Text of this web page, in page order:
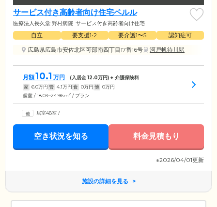
サービス付き高齢者向け住宅ペルル
医療法人長久堂 野村病院 サービス付き高齢者向け住宅
自立 要支援1•2 要介護1〜5
認知症可
広島県広島市安佐北区可部南四丁目17番16号
河戸帆待川駅
月額10.1 万円 (入居金12.0万円) + 介護保険料
家 6.0万円 管 4.1万円 食 0万円 他 0万円
個室 / 18.03~24.96m2 / プラン
居室48室 /
空き状況を知る 料金見積もり
※2026/04/01更新
施設の詳細を見る